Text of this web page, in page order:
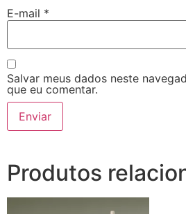
E-mail *
Salvar meus dados neste
que eu comentar.
Produtos